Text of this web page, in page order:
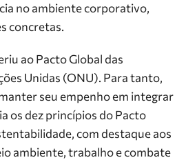
no ambiente corporativo,
concretas.
ao Pacto Global das
Unidas (ONU). Para tanto,
seu empenho em integrar
os dez princípios do Pacto
com destaque aos
ambiente, trabalho e combate